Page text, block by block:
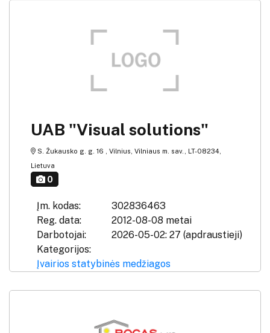
UAB "Visual solutions"
S. Žukausko g. g. 16 , Vilnius, Vilniaus m. sav., LT-08234,
Lietuva
0
Įm. kodas:
302836463
Reg. data:
2012-08-08 metai
Darbotojai:
2026-05-02: 27 (apdraustieji)
Kategorijos:
Įvairios statybinės medžiagos